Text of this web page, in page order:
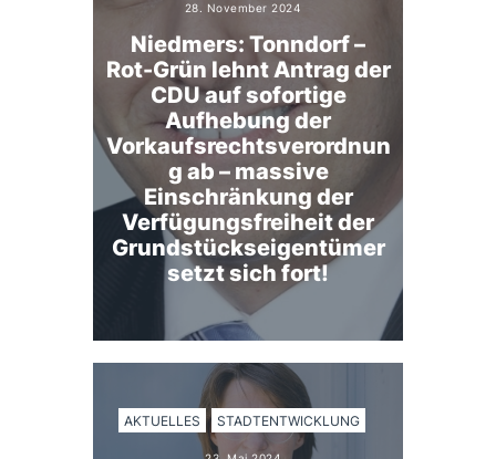
28. November 2024
Niedmers: Tonndorf –
Rot-Grün lehnt Antrag der
CDU auf sofortige
Aufhebung der
Vorkaufsrechtsverordnun
g ab – massive
Einschränkung der
Verfügungsfreiheit der
Grundstückseigentümer
setzt sich fort!
AKTUELLES STADTENTWICKLUNG